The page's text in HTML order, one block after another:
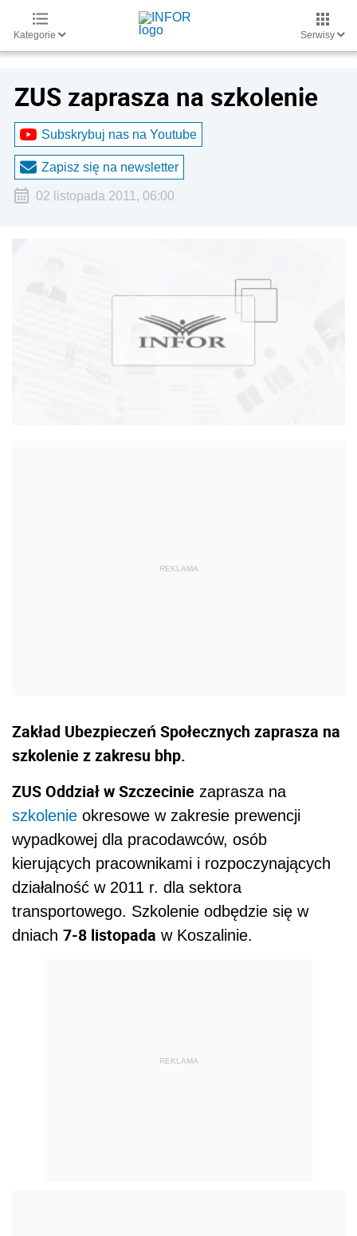
Kategorie Serwisy
ZUS zaprasza na szkolenie
Subskrybuj nas na Youtube
Zapisz się na newsletter
02 listopada 2011, 06:00
Zakład Ubezpieczeń Społecznych zaprasza na
szkolenie z zakresu bhp.
ZUS Oddział w Szczecinie zaprasza na
szkolenie okresowe w zakresie prewencji
wypadkowej dla pracodawców, osób
kierujących pracownikami i rozpoczynających
działalność w 2011 r. dla sektora
transportowego. Szkolenie odbędzie się w
dniach 7-8 listopada w Koszalinie.
REKLAMA